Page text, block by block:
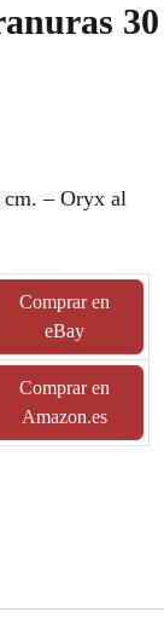
30
cm. – Oryx al
Comprar en
eBay
Comprar en
Amazon.es